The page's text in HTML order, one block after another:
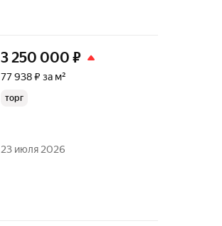
3 250 000 ₽
77 938 ₽ за м²
торг
23 июля 2026